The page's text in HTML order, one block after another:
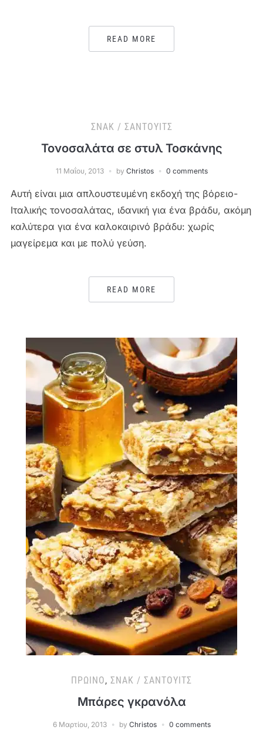
READ MORE
ΣΝΑΚ / ΣΆΝΤΟΥΙΤΣ
Τονοσαλάτα σε στυλ Τοσκάνης
11 Μαΐου, 2013 by Christos 0 comments
Αυτή είναι μια απλουστευμένη εκδοχή της βόρειο-
Ιταλικής τονοσαλάτας, ιδανική για ένα βράδυ, ακόμη
καλύτερα για ένα καλοκαιρινό βράδυ: χωρίς
μαγείρεμα και με πολύ γεύση.
READ MORE
ΠΡΩΙΝΌ, ΣΝΑΚ / ΣΆΝΤΟΥΙΤΣ
Μπάρες γκρανόλα
6 Μαρτίου, 2013 by Christos 0 comments